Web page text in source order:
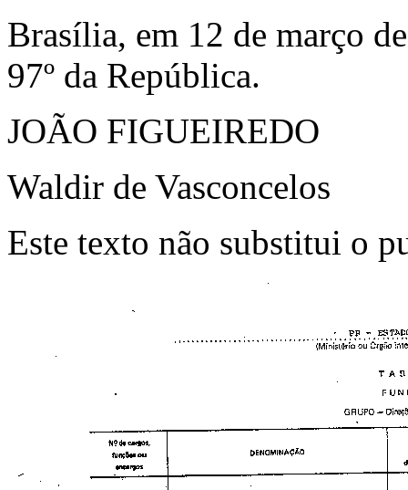
Brasília, em 12 de março
97º da República.
JOÃO FIGUEIREDO
Waldir de Vasconcelos
Este texto não substitui o